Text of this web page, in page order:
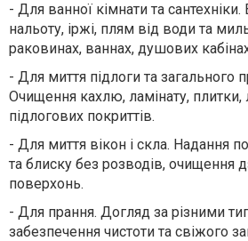
- Для ванної кімнати та сантехніки.
нальоту, іржі, плям від води та
раковинах, ваннах, душових кабінах
- Для миття підлоги та загального
Очищення кахлю, ламінату, плитки,
підлогових покриттів.
- Для миття вікон і скла. Надання
та блиску без розводів, очищення
поверхонь.
- Для прання. Догляд за різними
забезпечення чистоти та свіжого